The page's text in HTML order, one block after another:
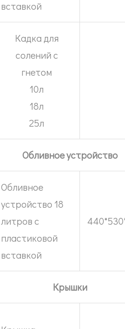
вставкой
Кадка для
солений с
гнетом
10л
18л
25л
Обливное устройство
Обливное
устройство 18
литров с
пластиковой
вставкой
Крышки